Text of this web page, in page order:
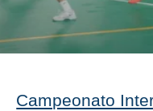
Campeonato